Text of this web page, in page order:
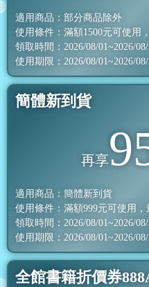
適用商品：部分商品除外
使用條件：滿額1500元可使用
領取時間：2026/08/01~2026/08/
使用期限：2026/08/01~2026/08/
簡體新到貨
再享
適用商品：簡體新到貨
使用條件：滿額999元可使用，
領取時間：2026/08/01~2026/08/
使用期限：2026/08/01~2026/08/
全館書籍折價券